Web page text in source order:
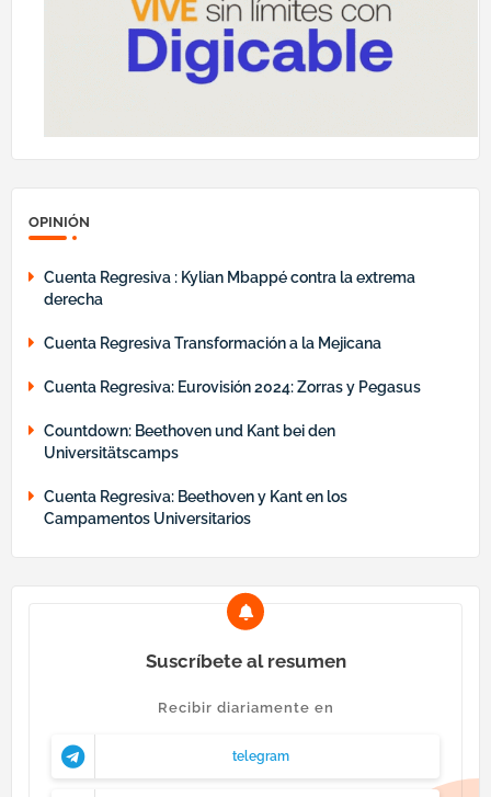
OPINIÓN
Cuenta Regresiva : Kylian Mbappé contra la extrema
derecha
Cuenta Regresiva Transformación a la Mejicana
Cuenta Regresiva: Eurovisión 2024: Zorras y Pegasus
Countdown: Beethoven und Kant bei den
Universitätscamps
Cuenta Regresiva: Beethoven y Kant en los
Campamentos Universitarios
Suscríbete al resumen
Recibir diariamente en
telegram